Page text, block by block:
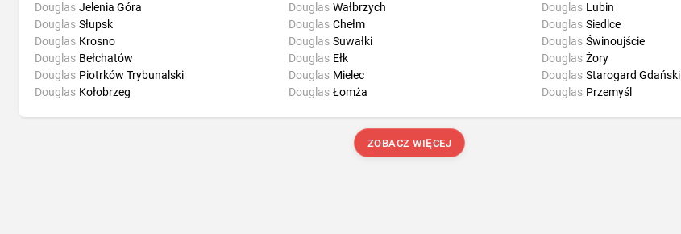
Douglas Jelenia Góra
Douglas Słupsk
Douglas Wałbrzych
Douglas Chełm
Douglas Lubin
Douglas Siedlce
Douglas Krosno
Douglas Bełchatów
Douglas Piotrków Trybunalski
Douglas Kołobrzeg
Douglas Suwałki
Douglas Ełk
Douglas Mielec
Douglas Łomża
Douglas Świnoujście
Douglas Żory
Douglas Starogard Gdański
Douglas Przemyśl
ZOBACZ WIĘCEJ